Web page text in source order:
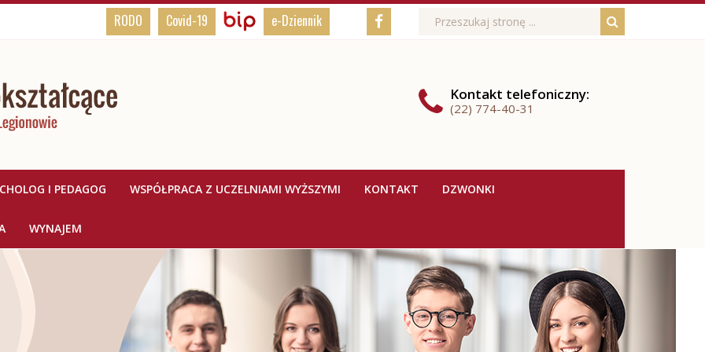
Dziennik
RODO Covid-19
Biuletyn
Informacji
e-Dziennik
Media
społecznościowe
FacebookWyszukiwarka
Formularz
Wyszukiwana
fraza:
Szukaj
Kontakt telefoniczny:
(22) 774-40-31
I PEDAGOG WSPÓŁPRACA Z UCZELNIAMI WYŻSZYMI KONTAKT DZWONKI
WYNAJEM